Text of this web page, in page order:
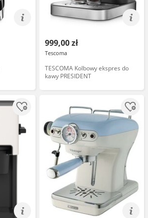
999,00 zł
Tescoma
TESCOMA Kolbowy ekspres do
kawy PRESIDENT